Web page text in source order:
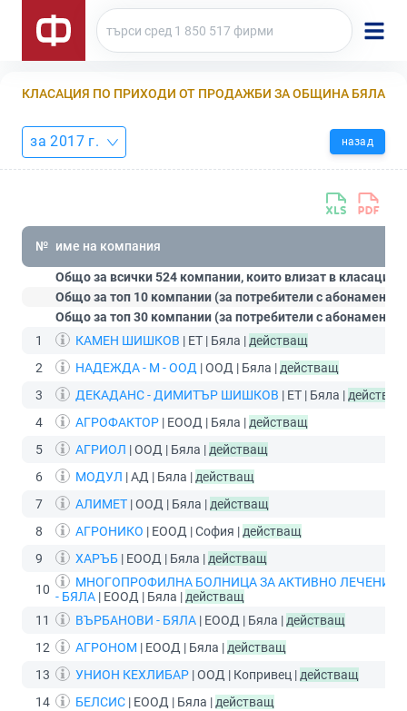
КЛАСАЦИЯ ПО ПРИХОДИ ОТ ПРОДАЖБИ ЗА ОБЩИНА БЯЛА
за 2017 г. назад
№ име на компания
Общо за всички 524 компании, които влизат в
Общо за топ 10 компании (за потребители с абонамент
Общо за топ 30 компании (за потребители с абонамент
1
КАМЕН ШИШКОВ | ЕТ | Бяла | действащ
2
НАДЕЖДА - М - ООД | ООД | Бяла | действащ
3
ДЕКАДАНС - ДИМИТЪР ШИШКОВ | ЕТ | Бяла | действащ
4
АГРОФАКТОР | ЕООД | Бяла | действащ
5
АГРИОЛ | ООД | Бяла | действащ
6
МОДУЛ | АД | Бяла | действащ
7
АЛИМЕТ | ООД | Бяла | действащ
8
АГРОНИКО | ЕООД | София | действащ
9
ХАРЪБ | ЕООД | Бяла | действащ
10
МНОГОПРОФИЛНА БОЛНИЦА ЗА АКТИВНО ЛЕЧЕНИЕ
- БЯЛА | ЕООД | Бяла | действащ
11
ВЪРБАНОВИ - БЯЛА | ЕООД | Бяла | действащ
12
АГРОНОМ | ЕООД | Бяла | действащ
13
УНИОН КЕХЛИБАР | ООД | Копривец | действащ
14
БЕЛСИС | ЕООД | Бяла | действащ